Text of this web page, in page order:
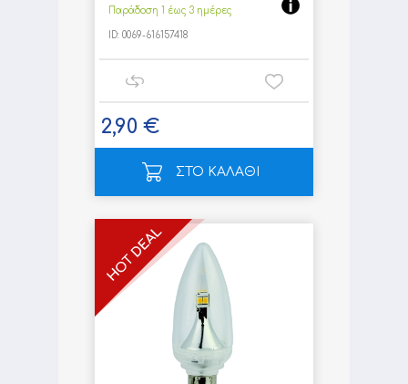
Παράδοση 1 έως 3 ημέρες
ID: 0069-616157418
2,90 €
ΣΤΟ ΚΑΛΑΘΙ